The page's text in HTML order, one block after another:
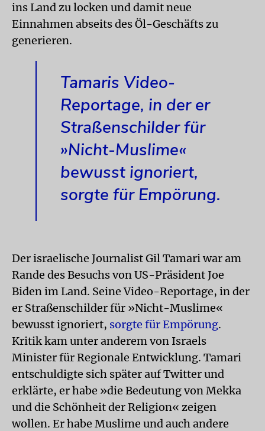
ins Land zu locken und damit neue
Einnahmen abseits des Öl-Geschäfts zu
generieren.
Tamaris Video-
Reportage, in der er
Straßenschilder für
»Nicht-Muslime«
bewusst ignoriert,
sorgte für Empörung.
Der israelische Journalist Gil Tamari war am
Rande des Besuchs von US-Präsident Joe
Biden im Land. Seine Video-Reportage, in der
er Straßenschilder für »Nicht-Muslime«
bewusst ignoriert, sorgte für Empörung.
Kritik kam unter anderem von Israels
Minister für Regionale Entwicklung. Tamari
entschuldigte sich später auf Twitter und
erklärte, er habe »die Bedeutung von Mekka
und die Schönheit der Religion« zeigen
wollen. Er habe Muslime und auch andere